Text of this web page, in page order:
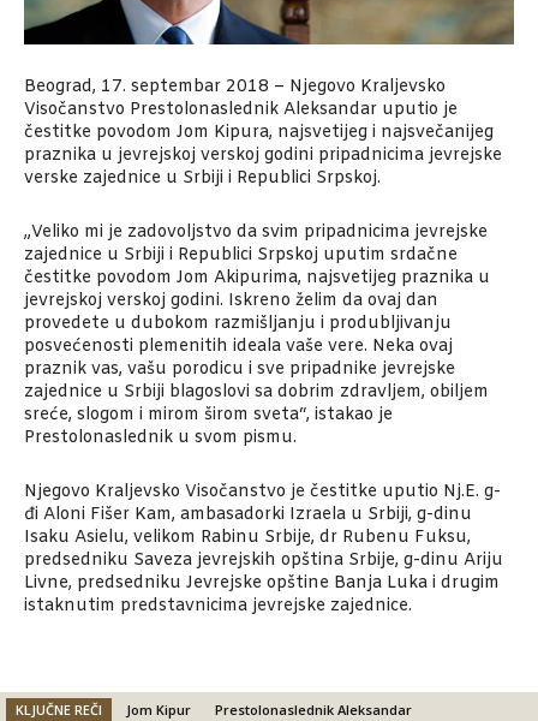
Beograd, 17. septembar 2018 – Njegovo Kraljevsko
Visočanstvo Prestolonaslednik Aleksandar uputio je
čestitke povodom Jom Kipura, najsvetijeg i najsvečanijeg
praznika u jevrejskoj verskoj godini pripadnicima jevrejske
verske zajednice u Srbiji i Republici Srpskoj.
„Veliko mi je zadovoljstvo da svim pripadnicima jevrejske
zajednice u Srbiji i Republici Srpskoj uputim srdačne
čestitke povodom Jom Akipurima, najsvetijeg praznika u
jevrejskoj verskoj godini. Iskreno želim da ovaj dan
provedete u dubokom razmišljanju i produbljivanju
posvećenosti plemenitih ideala vaše vere. Neka ovaj
praznik vas, vašu porodicu i sve pripadnike jevrejske
zajednice u Srbiji blagoslovi sa dobrim zdravljem, obiljem
sreće, slogom i mirom širom sveta“, istakao je
Prestolonaslednik u svom pismu.
Njegovo Kraljevsko Visočanstvo je čestitke uputio Nj.E. g-
đi Aloni Fišer Kam, ambasadorki Izraela u Srbiji, g-dinu
Isaku Asielu, velikom Rabinu Srbije, dr Rubenu Fuksu,
predsedniku Saveza jevrejskih opština Srbije, g-dinu Ariju
Livne, predsedniku Jevrejske opštine Banja Luka i drugim
istaknutim predstavnicima jevrejske zajednice.
KLJUČNE REČI Jom Kipur
Prestolonaslednik Aleksandar